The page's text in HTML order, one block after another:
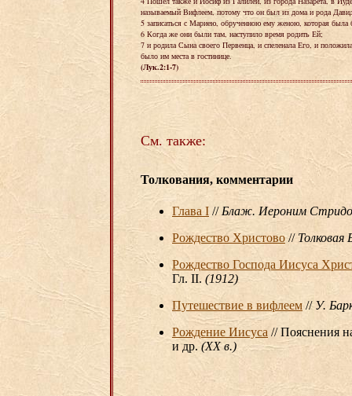
называемый Вифлеем, потому что он был из дома и рода
5 записаться с Мариею, обрученною ему женою, которая была
6 Когда же они были там, наступило время родить Ей;
7 и родила Сына своего Первенца, и спеленала Его, и
было им места в гостинице.
(Лук.2:1-7)
См. также:
Толкования, комментарии
Глава I // Блаж. Иероним
Рождество Христово// Толковая
Рождество Господа Иисуса
Гл. II. (1912)
Путешествие в вифлеем // У.
Рождение Иисуса // Пояснения
и др. (XX в.)